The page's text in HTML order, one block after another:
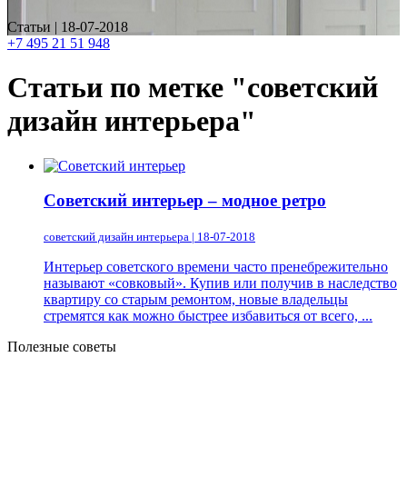
Статьи | 18-07-2018
+7 495 21 51 948
Статьи по метке "советский
дизайн интерьера"
Советский интерьер – модное ретро
советский дизайн интерьера | 18-07-2018
Интерьер советского времени часто пренебрежительно
называют «совковый». Купив или получив в наследство
квартиру со старым ремонтом, новые владельцы
стремятся как можно быстрее избавиться от всего, ...
Полезные советы